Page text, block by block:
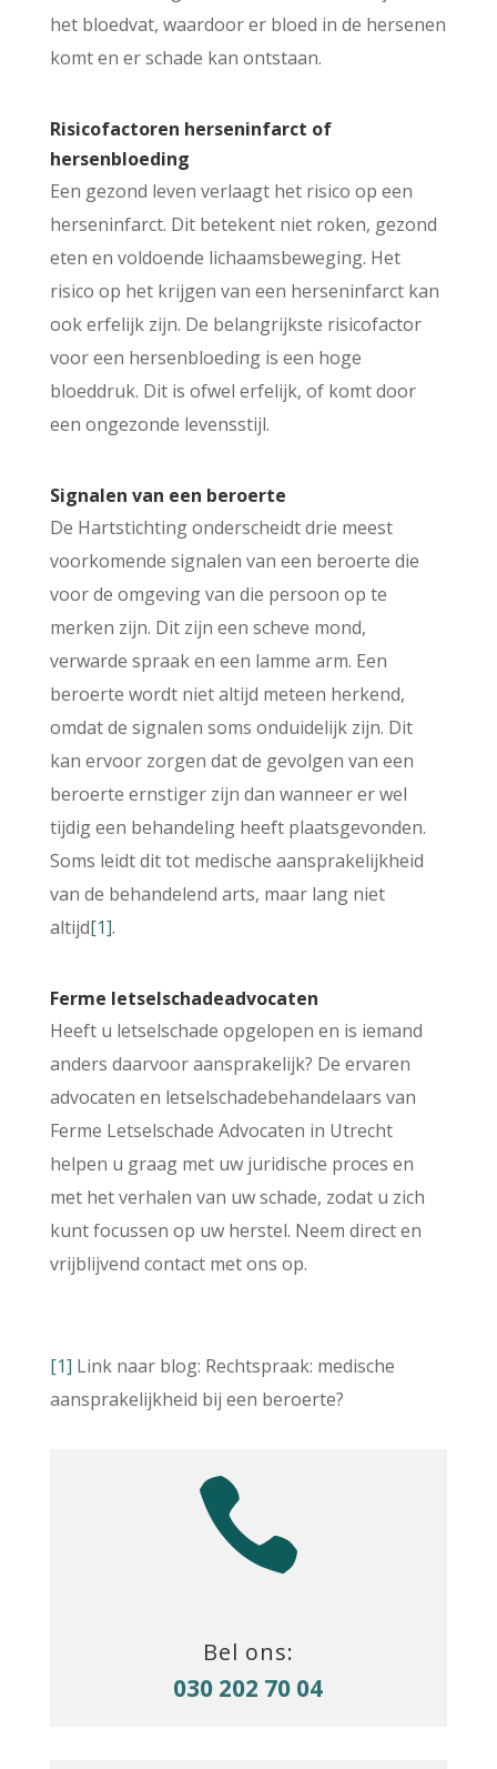
het bloedvat, waardoor er bloed in de hersenen
komt en er schade kan ontstaan.
Risicofactoren herseninfarct of
hersenbloeding
Een gezond leven verlaagt het risico op een
herseninfarct. Dit betekent niet roken, gezond
eten en voldoende lichaamsbeweging. Het
risico op het krijgen van een herseninfarct kan
ook erfelijk zijn. De belangrijkste risicofactor
voor een hersenbloeding is een hoge
bloeddruk. Dit is ofwel erfelijk, of komt door
een ongezonde levensstijl.
Signalen van een beroerte
De Hartstichting onderscheidt drie meest
voorkomende signalen van een beroerte die
voor de omgeving van die persoon op te
merken zijn. Dit zijn een scheve mond,
verwarde spraak en een lamme arm. Een
beroerte wordt niet altijd meteen herkend,
omdat de signalen soms onduidelijk zijn. Dit
kan ervoor zorgen dat de gevolgen van een
beroerte ernstiger zijn dan wanneer er wel
tijdig een behandeling heeft plaatsgevonden.
Soms leidt dit tot medische aansprakelijkheid
van de behandelend arts, maar lang niet
altijd[1].
Ferme letselschadeadvocaten
Heeft u letselschade opgelopen en is iemand
anders daarvoor aansprakelijk? De ervaren
advocaten en letselschadebehandelaars van
Ferme Letselschade Advocaten in Utrecht
helpen u graag met uw juridische proces en
met het verhalen van uw schade, zodat u zich
kunt focussen op uw herstel. Neem direct en
vrijblijvend contact met ons op.
[1] Link naar blog: Rechtspraak: medische
aansprakelijkheid bij een beroerte?

Bel ons:
030 202 70 04